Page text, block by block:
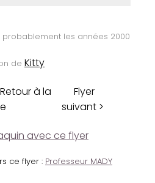
probablement les années 2000
de Kitty
Retour à la
Flyer
suivant >
avec ce flyer
ce flyer : Professeur MADY